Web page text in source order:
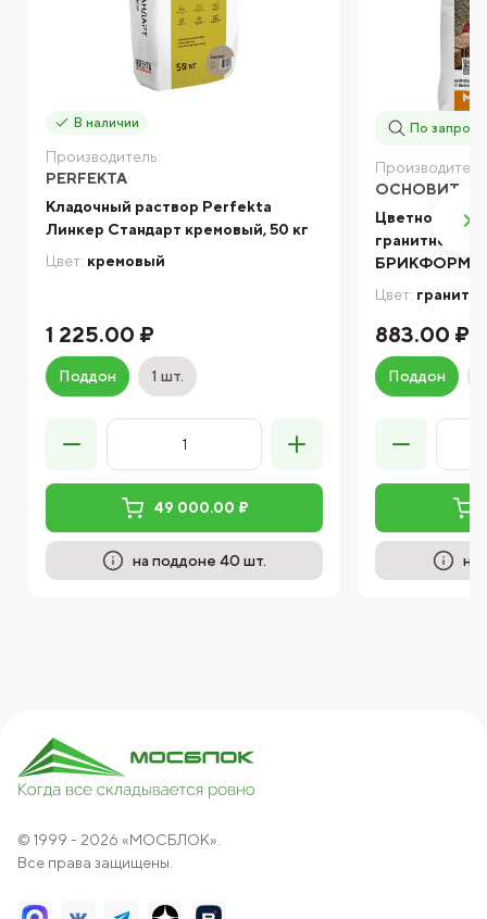
В наличии
Производитель:
PERFEKTA
Кладочный раствор Perfekta
Линкер Стандарт кремовый, 50 кг
Цвет: кремовый
1 225.00 ₽
Поддон 1 шт.
49 000.00 ₽
на поддоне 40 шт.
По запросу
ОСНОВИТ
Цветной
гранитно-
БРИКФОРМ
Цвет:
883.00 ₽
Поддон
на
© 1999 - 2026 «МОСБЛОК».
Все права защищены.